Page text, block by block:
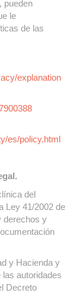
pueden
le
de las
explanation
es/policy.html
del
Ley 41/2002 de
derechos y
y Hacienda y
autoridades
Decreto